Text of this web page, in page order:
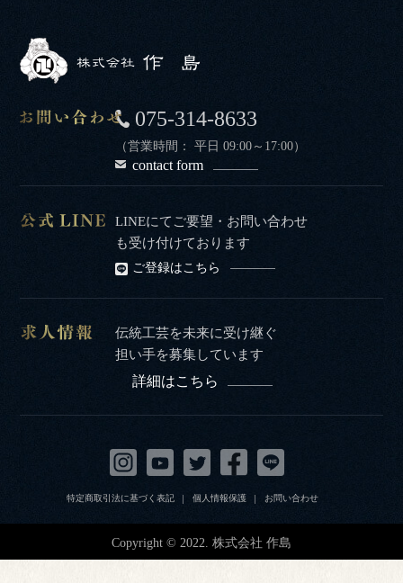
075-314-8633
（営業時間： 平日 09:00～17:00）
contact form
LINEにてご要望・お問い合わせ
も受け付けております
ご登録はこちら
伝統工芸を未来に受け継ぐ
担い手を募集しています
詳細はこちら
特定商取引法に基づく表記 個人情報保護 お問い合わせ
Copyright © 2022. 株式会社 作島